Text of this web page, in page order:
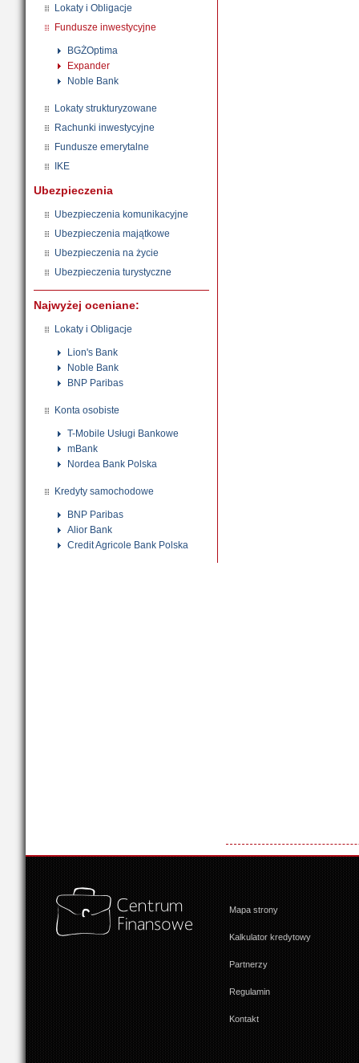
Lokaty i Obligacje
Fundusze inwestycyjne
BGŻOptima
Expander
Noble Bank
Lokaty strukturyzowane
Rachunki inwestycyjne
Fundusze emerytalne
IKE
Ubezpieczenia
Ubezpieczenia komunikacyjne
Ubezpieczenia majątkowe
Ubezpieczenia na życie
Ubezpieczenia turystyczne
Najwyżej oceniane:
Lokaty i Obligacje
Lion's Bank
Noble Bank
BNP Paribas
Konta osobiste
T-Mobile Usługi Bankowe
mBank
Nordea Bank Polska
Kredyty samochodowe
BNP Paribas
Alior Bank
Credit Agricole Bank Polska
Mapa strony
Kalkulator kredytowy
Partnerzy
Regulamin
Kontakt